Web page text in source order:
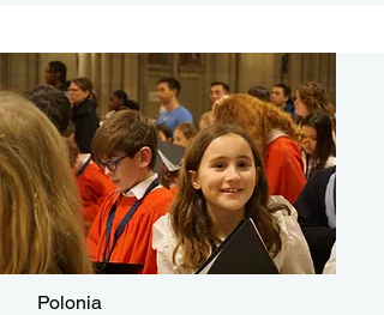
Polonia